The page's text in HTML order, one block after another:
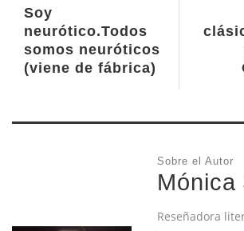
Soy
neurótico.Todos
somos neuróticos
(viene de fábrica)
Sobre el Autor
Mónica
Reseñadora